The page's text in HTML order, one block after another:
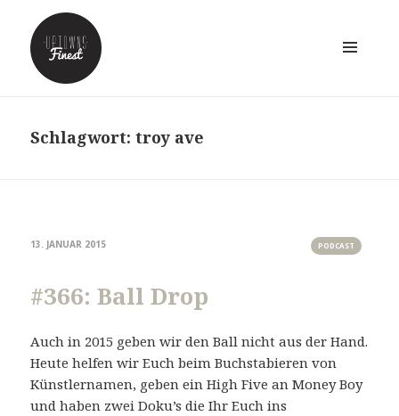
Schlagwort:troy ave
13. JANUAR 2015 PODCAST
#366: Ball Drop
Auch in 2015 geben wir den Ball nicht aus der Hand.
Heute helfen wir Euch beim Buchstabieren von
Künstlernamen, geben ein High Five an Money Boy
und haben zwei Doku’s die Ihr Euch ins